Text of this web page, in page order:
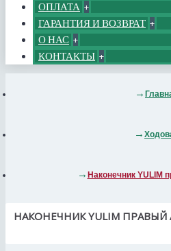
ОПЛАТА +
ГАРАНТИЯ И ВОЗВРАТ +
О НАС +
КОНТАКТЫ +
Наконечник YULIM
НАКОНЕЧНИК YULIM ПРАВЫЙ